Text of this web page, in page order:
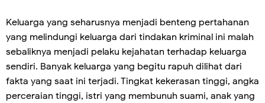
Keluarga yang seharusnya menjadi benteng pertahanan
yang melindungi keluarga dari tindakan kriminal ini malah
sebaliknya menjadi pelaku kejahatan terhadap keluarga
sendiri. Banyak keluarga yang begitu rapuh dilihat dari
fakta yang saat ini terjadi. Tingkat kekerasan tinggi, angka
perceraian tinggi, istri yang membunuh suami, anak yang